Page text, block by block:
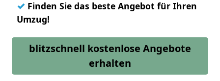
✓ Finden Sie das beste Angebot für Ihren
Umzug!
blitzschnell kostenlose Angebote
erhalten